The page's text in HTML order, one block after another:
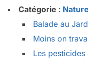
Catégorie : Nature
Balade au
Moins on
Les